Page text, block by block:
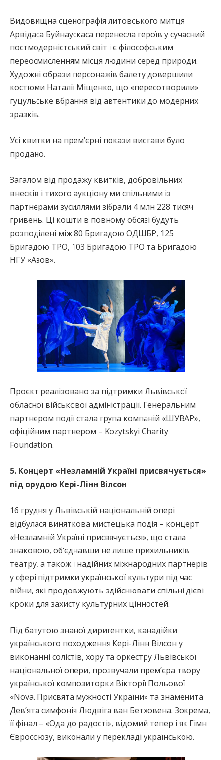
Видовищна сценографія литовського митця
Арвідаса Буйнаускаса перенесла героїв у сучасний
постмодерністський світ і є філософським
переосмисленням місця людини серед природи.
Художні образи персонажів балету довершили
костюми Наталії Міщенко, що «пересотворили»
гуцульське вбрання від автентики до модерних
зразків.
Усі квитки на премʼєрні покази вистави було
продано.
Загалом від продажу квитків, добровільних
внесків і тихого аукціону ми спільними із
партнерами зусиллями зібрали 4 млн 228 тисяч
гривень. Ці кошти в повному обсязі будуть
розподілені між 80 Бригадою ОДШБР, 125
Бригадою ТРО, 103 Бригадою ТРО та Бригадою
НГУ «Азов».
Проєкт реалізовано за підтримки Львівської
обласної військової адміністрації. Генеральним
партнером події стала група компаній «ШУВАР»,
офіційним партнером – Kozytskyi Charity
Foundation.
5. Концерт «Незламній Україні присвячується»
під орудою Кері-Лінн Вілсон
16 грудня у Львівській національній опері
відбулася виняткова мистецька подія – концерт
«Незламній Україні присвячується», що стала
знаковою, об’єднавши не лише прихильників
театру, а також і надійних міжнародних партнерів
у сфері підтримки української культури під час
війни, які продовжують здійснювати спільні дієві
кроки для захисту культурних цінностей.
Під батутою знаної диригентки, канадійки
українського походження Кері-Лінн Вілсон у
виконанні солістів, хору та оркестру Львівської
національної опери, прозвучали премʼєра твору
української композиторки Вікторії Польової
«Nova. Присвята мужності України» та знаменита
Девʼята симфонія Людвіга ван Бетховена. Зокрема,
її фінал – «Ода до радості», відомий тепер і як Гімн
Євросоюзу, виконали у перекладі українською.